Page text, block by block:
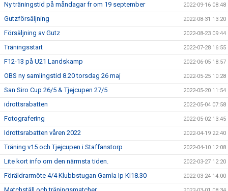
Ny träningstid på måndagar fr om 19 september 2022-09-16 08:48
Gutzförsäljning 2022-08-31 13:20
Försäljning av Gutz 2022-08-23 09:44
Träningsstart 2022-07-28 16:55
F12-13 på U21 Landskamp 2022-06-05 18:57
OBS ny samlingstid 8.20 torsdag 26 maj 2022-05-25 10:28
San Siro Cup 26/5 & Tjejcupen 27/5 2022-05-20 11:54
idrottsrabatten 2022-05-04 07:58
Fotografering 2022-05-02 13:45
Idrottsrabatten våren 2022 2022-04-19 22:40
Träning v15 och Tjejcupen i Staffanstorp 2022-04-10 12:08
Lite kort info om den närmsta tiden. 2022-03-27 12:20
Föräldrarmöte 4/4 Klubbstugan Gamla Ip Kl18.30 2022-03-24 14:00